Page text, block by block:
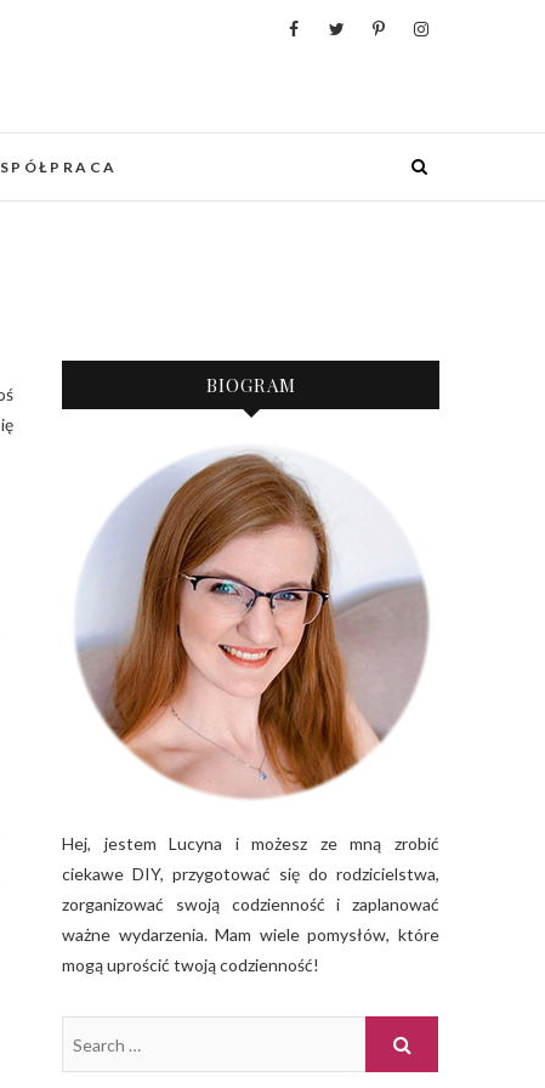
WESEL.
BIOGRAM
Hej, jestem Lucyna i możesz ze mną zrobić
ciekawe DIY, przygotować się do rodzicielstwa,
zorganizować swoją codzienność i zaplanować
ważne wydarzenia. Mam wiele pomysłów, które
mogą uprościć twoją codzienność!